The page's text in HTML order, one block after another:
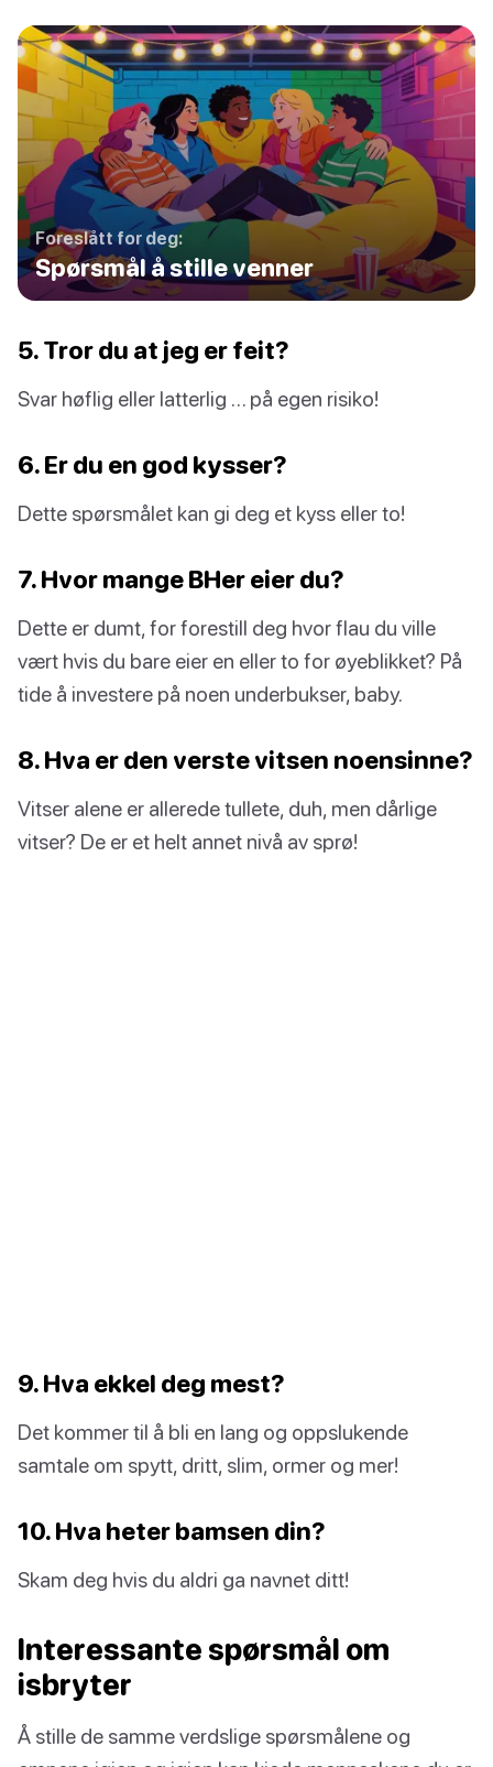
Foreslått for deg:
Spørsmål å stille venner
5. Tror du at jeg er feit?
Svar høflig eller latterlig … på egen risiko!
6. Er du en god kysser?
Dette spørsmålet kan gi deg et kyss eller to!
7. Hvor mange BHer eier du?
Dette er dumt, for forestill deg hvor flau du ville
vært hvis du bare eier en eller to for øyeblikket? På
tide å investere på noen underbukser, baby.
8. Hva er den verste vitsen noensinne?
Vitser alene er allerede tullete, duh, men dårlige
vitser? De er et helt annet nivå av sprø!
9. Hva ekkel deg mest?
Det kommer til å bli en lang og oppslukende
samtale om spytt, dritt, slim, ormer og mer!
10. Hva heter bamsen din?
Skam deg hvis du aldri ga navnet ditt!
Interessante spørsmål om
isbryter
Å stille de samme verdslige spørsmålene og